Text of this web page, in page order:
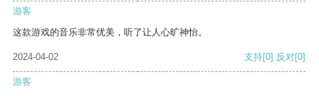
游客
这款游戏的音乐非常优美，听了让人心旷神怡。
2024-04-02 支持[0] 反对[0]
游客